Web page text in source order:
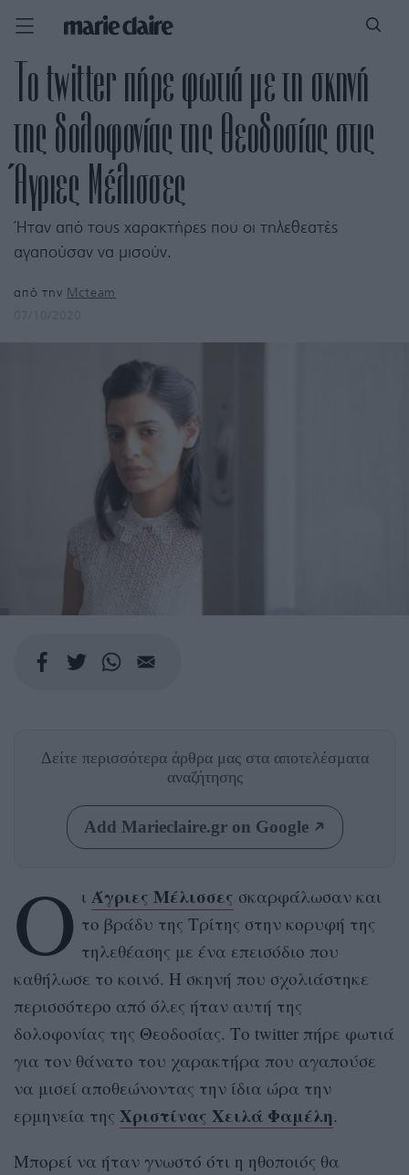
Το twitter πήρε φωτιά με τη σκηνή
της δολοφονίας της Θεοδοσίας στις
Άγριες Μέλισσες
Ήταν από τους χαρακτήρες που οι τηλεθεατές
αγαπούσαν να μισούν.
από την Mcteam
Δείτε περισσότερα άρθρα μας στα αποτελέσματα
αναζήτησης
Add Marieclaire.gr on Google
Ο ι Άγριες Μέλισσες σκαρφάλωσαν και
το βράδυ της Τρίτης στην κορυφή της
τηλεθέασης με ένα επεισόδιο που
καθήλωσε το κοινό. Η σκηνή που σχολιάστηκε
περισσότερο από όλες ήταν αυτή της
δολοφονίας της Θεοδοσίας. Το twitter πήρε φωτιά
για τον θάνατο του χαρακτήρα που αγαπούσε
να μισεί αποθεώνοντας την ίδια ώρα την
ερμηνεία της Χριστίνας Χειλά Φαμέλη.
Μπορεί να ήταν γνωστό ότι η ηθοποιός θα